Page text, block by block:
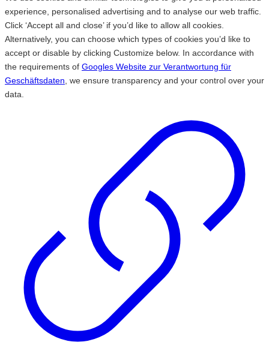
experience, personalised advertising and to analyse our web traffic.
Click ‘Accept all and close’ if you’d like to allow all cookies.
Alternatively, you can choose which types of cookies you’d like to
accept or disable by clicking Customize below. In accordance with
the requirements of Googles Website zur Verantwortung für
Geschäftsdaten , we ensure transparency and your control over your
data.